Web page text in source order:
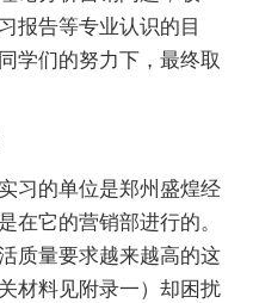
报告等专业认识的目
学们的努力下，最终取
习的单位是郑州盛煌经
在它的营销部进行的。
质量要求越来越高的这
材料见附录一）却困扰